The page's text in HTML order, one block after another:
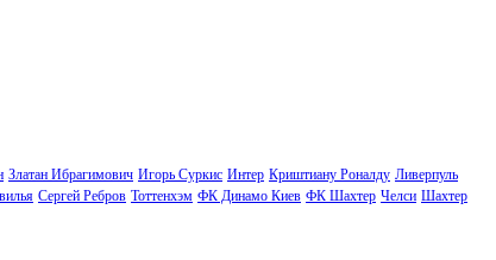
Златан Ибрагимович Игорь Суркис Интер Криштиану Роналду Ливерпуль
Сергей Ребров Тоттенхэм ФК Динамо Киев ФК Шахтер Челси Шахтер